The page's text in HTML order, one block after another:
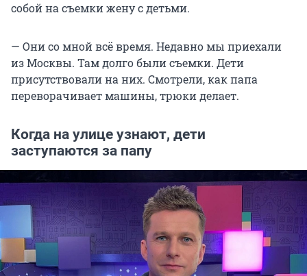
собой на съемки жену с детьми.
— Они со мной всё время. Недавно мы приехали
из Москвы. Там долго были съемки. Дети
присутствовали на них. Смотрели, как папа
переворачивает машины, трюки делает.
Когда на улице узнают, дети
заступаются за папу